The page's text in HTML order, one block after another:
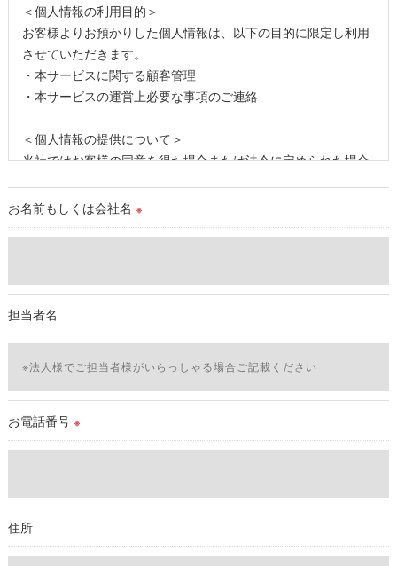
＜個人情報の利用目的＞
お客様よりお預かりした個人情報は、以下の目的に限定し利用
させていただきます。
・本サービスに関する顧客管理
・本サービスの運営上必要な事項のご連絡
＜個人情報の提供について＞
当社ではお客様の同意を得た場合または法令に定められた場合
取得した個人情報を第三者に提供することはいたしません。
外部に委託する場合があります。
これらの委託先に対しては個人情報保護契約等の措置をとり、
適切な監督を行います。
＜個人情報の安全管理＞
当社では、個人情報の漏洩等がなされないよう、適切に安全管
理対策を実施します。
をご提供できない場合がございますので予めご了承ください。
＜個人情報の開示･訂正・削除･利用停止の手続について＞
お名前もしくは会社名 ※
担当者名
お電話番号 ※
住所